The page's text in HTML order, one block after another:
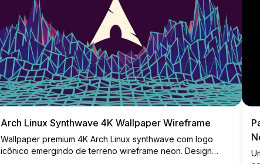
Arch Linux Synthwave 4K Wallpaper Wireframe
Wallpaper premium 4K Arch Linux synthwave com logo
icônico emergindo de terreno wireframe neon. Design